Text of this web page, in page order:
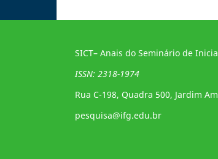
SICT– Anais do Seminário de
ISSN: 2318-1974
Rua C-198, Quadra 500, Jardim
pesquisa@ifg.edu.br